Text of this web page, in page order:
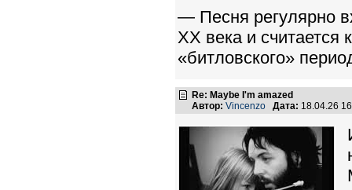
— Песня регулярно
XX века и
«битловского»
Re: Maybe I'm amazed
Автор: Vincenzo Дата: 18.04.26